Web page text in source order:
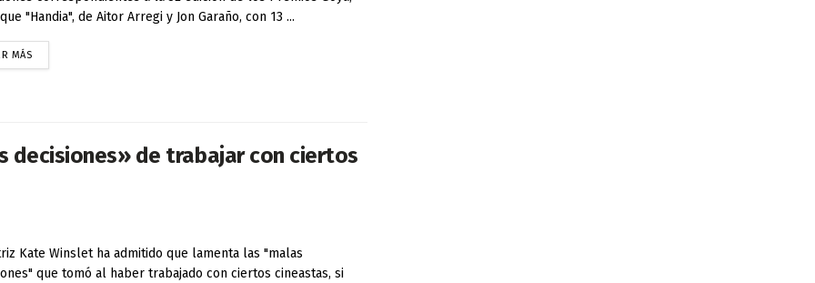
"Handia", de Aitor Arregi y Jon Garaño, con 13 ...
MÁS
decisiones» de trabajar con ciertos
Kate Winslet ha admitido que lamenta las "malas
que tomó al haber trabajado con ciertos cineastas, si